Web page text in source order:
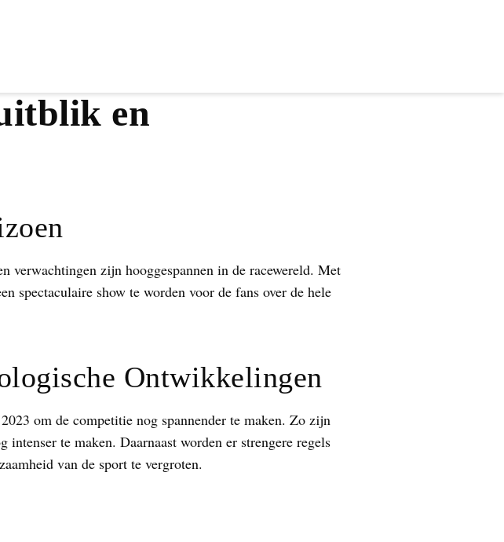
en
verwachtingen zijn hooggespannen in de racewereld. Met
spectaculaire show te worden voor de fans over de hele
Ontwikkelingen
om de competitie nog spannender te maken. Zo zijn
intenser te maken. Daarnaast worden er strengere regels
van de sport te vergroten.